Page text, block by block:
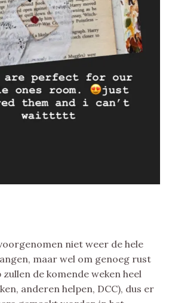
niet weer de hele
maar wel om genoeg rust
de komende weken heel
anderen helpen, DCC), dus er